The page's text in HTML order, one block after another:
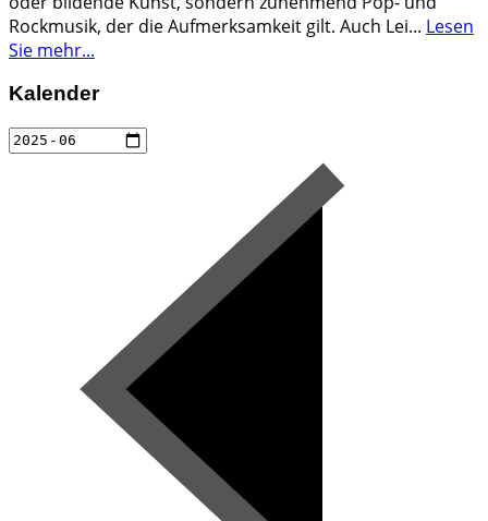
Rockmusik, der die Aufmerksamkeit gilt. Auch Lei... Lesen
Sie mehr...
Kalender